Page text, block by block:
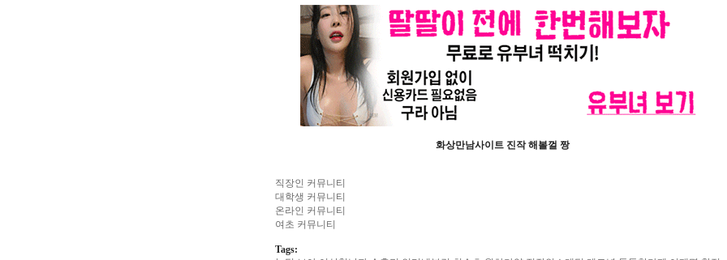
화상만남사이트 진작 해볼껄 짱
직장인 커뮤니티
대학생 커뮤니티
온라인 커뮤니티
여초 커뮤니티
Tags: